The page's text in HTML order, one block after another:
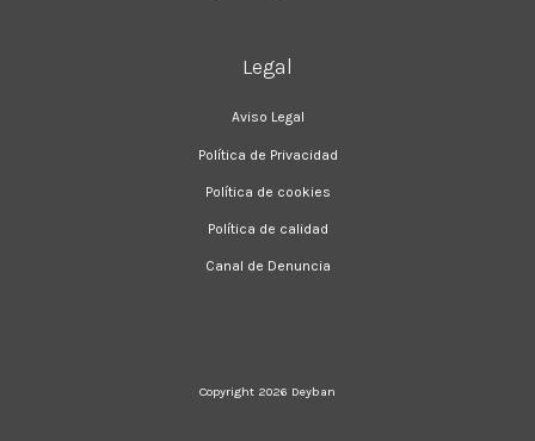
Legal
Aviso Legal
Política de Privacidad
Política de cookies
Política de calidad
Canal de Denuncia
Copyright 2026 Deyban